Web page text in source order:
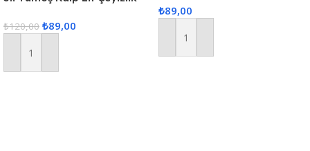
₺120,00 ₺89,00
Sepete Ekle
₺89,00
Sepete Ekle